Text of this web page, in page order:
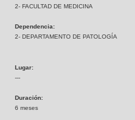
2- FACULTAD DE MEDICINA
Dependencia:
2- DEPARTAMENTO DE PATOLOGÍA
Lugar:
---
Duración:
6 meses